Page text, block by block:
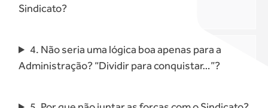
Sindicato?
4. Não seria uma lógica boa apenas para a
Administração? “Dividir para conquistar…”?